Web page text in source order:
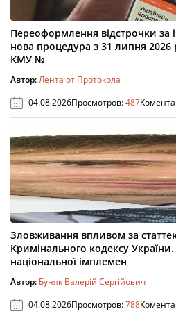
Переоформлення відстрочки за
нова процедура з 31 липня 2026
КМУ №
Автор:Лента от Протокола
04.08.2026Просмотров:487
Зловживання впливом за
Кримінального кодексу
національної імплемен
Автор: Буняк Валерій Сергійович
04.08.2026Просмотров:788